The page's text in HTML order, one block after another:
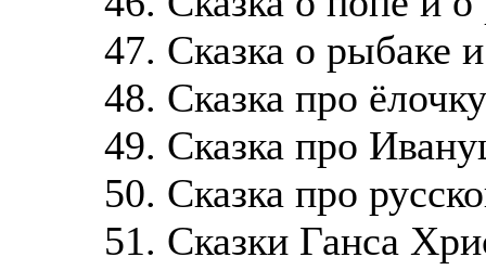
47. Сказка о рыбаке
48. Сказка про ёлочку
49. Сказка про
50. Сказка про
51. Сказки Ганса